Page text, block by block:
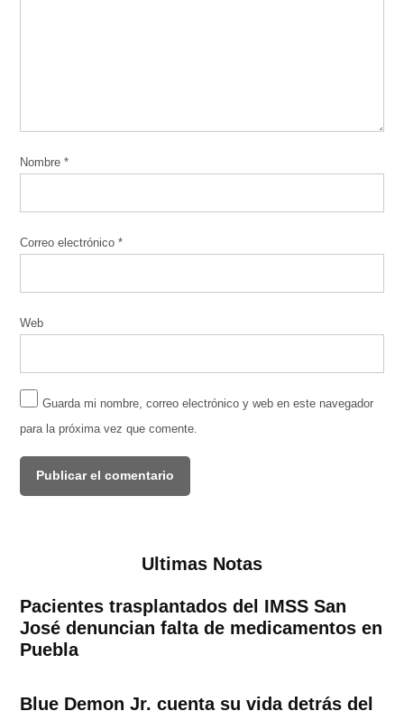
Nombre*
Correo electrónico*
Web
Guarda mi nombre, correo electrónico y web en este navegador
para la próxima vez que comente.
Ultimas Notas
Pacientes trasplantados del IMSS San
José denuncian falta de medicamentos en
Puebla
Blue Demon Jr. cuenta su vida detrás del